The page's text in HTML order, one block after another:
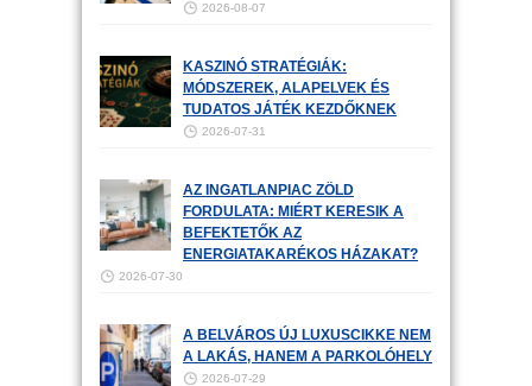
2026-08-07
KASZINÓ STRATÉGIÁK:
MÓDSZEREK, ALAPELVEK ÉS
TUDATOS JÁTÉK KEZDŐKNEK
2026-07-31
AZ INGATLANPIAC ZÖLD
FORDULATA: MIÉRT KERESIK A
BEFEKTETŐK AZ
ENERGIATAKARÉKOS HÁZAKAT?
2026-07-30
A BELVÁROS ÚJ LUXUSCIKKE NEM
A LAKÁS, HANEM A PARKOLÓHELY
2026-07-29